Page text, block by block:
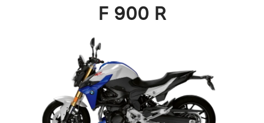
F 900 R